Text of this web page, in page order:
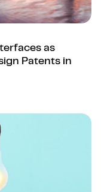
as Registered
as
Patents in